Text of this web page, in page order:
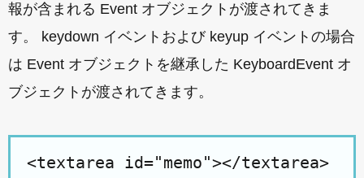
報が含まれる Event オブジェクトが渡されてきま
す。 keydown イベントおよび keyup イベントの場合
は Event オブジェクトを継承した KeyboardEvent オ
ブジェクトが渡されてきます。
<textarea id="memo"></textarea>